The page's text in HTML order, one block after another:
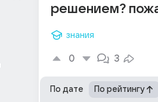
решением?
знания
0 3
По дате По рейтингу